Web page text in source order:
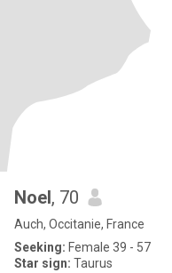
Noel, 70
Auch, Occitanie, France
Seeking: Female 39 - 57
Star sign: Taurus